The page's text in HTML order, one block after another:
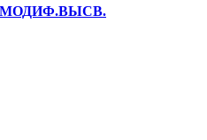
МОДИФ.ВЫСВ.